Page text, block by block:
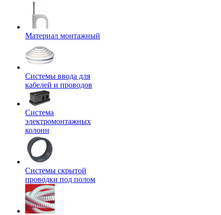
Материал монтажный
Системы ввода для
кабелей и проводов
Система
электромонтажных
колонн
Системы скрытой
проводки под полом